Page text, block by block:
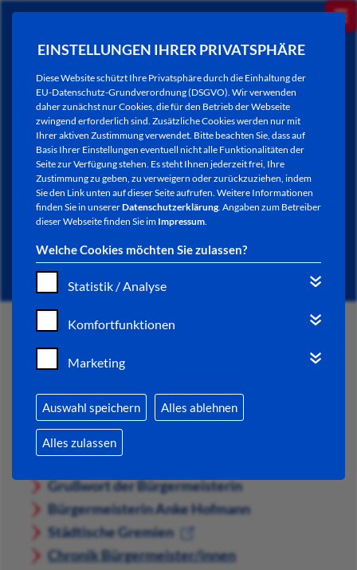
EINSTELLUNGEN IHRER PRIVATSPHÄRE
Diese Website schützt Ihre Privatsphäre durch die Einhaltung der
EU-Datenschutz-Grundverordnung (DSGVO). Wir verwenden
daher zunächst nur Cookies, die für den Betrieb der Webseite
zwingend erforderlich sind. Zusätzliche Cookies werden nur mit
Ihrer aktiven Zustimmung verwendet. Bitte beachten Sie, dass auf
Basis Ihrer Einstellungen eventuell nicht alle Funktionalitäten der
Seite zur Verfügung stehen. Es steht Ihnen jederzeit frei, Ihre
Zustimmung zu geben, zu verweigern oder zurückzuziehen, indem
Sie den Link unten auf dieser Seite aufrufen. Weitere Informationen
finden Sie in unsererDatenschutzerklärung. Angaben zum Betreiber
dieser Webseite finden Sie im Impressum.
Welche Cookies möchten Sie zulassen?
Statistik / Analyse
Komfortfunktionen
Marketing
Auswahl speichern Alles ablehnen
Alles zulassen
CHRONIK
BÜRGERMEISTER/INNEN
START
SITZUNGSWESEN
LOKALPOLITIK
Grußwort der Bürgermeisterin
Bürgermeisterin Anke Hofmann
Städtische Gremien
Chronik Bürgermeister/innen